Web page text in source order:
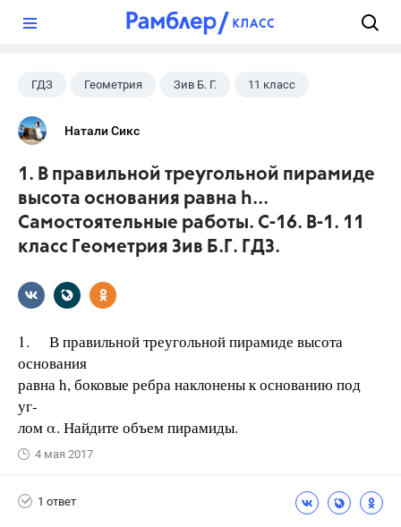
ГДЗ Геометрия Зив Б. Г. 11 класс
Натали Сикс
1. В правильной треугольной пирамиде
высота основания равна h...
Самостоятельные работы. С-16. В-1. 11
класс Геометрия Зив Б.Г. ГДЗ.
1. В правильной треугольной пирамиде высота
основания
равна h, боковые ребра наклонены к основанию под
уг-
лом α. Найдите объем пирамиды.
4 мая 2017
1 ответ